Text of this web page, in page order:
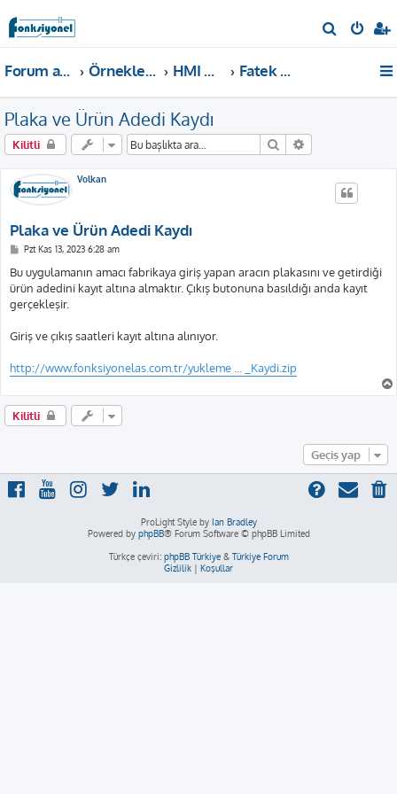
r
Forum ana sayfa Örnekler ve Dokümanlar HMI Örnekleri Fatek P2, P5
Plaka ve Ürün Adedi Kaydı
Kilitli Ara
Volkan
Plaka ve Ürün Adedi Kaydı
M
s
a
j
Pzt Kas 13, 2023 6:28 am
Bu uygulamanın amacı fabrikaya giriş yapan aracın plakasını ve getirdiği
ürün adedini kayıt altına almaktır. Çıkış butonuna basıldığı anda kayıt
gerçekleşir.
Giriş ve çıkış saatleri kayıt altına alınıyor.
http://www.fonksiyonelas.com.tr/yukleme ... _Kaydi.zip
Kilitli
Geçiş yap
ProLight Style by Ian Bradley
Powered by phpBB® Forum Software © phpBB Limited
Türkçe çeviri: phpBB Türkiye& Türkiye Forum
Gizlilik | Koşullar